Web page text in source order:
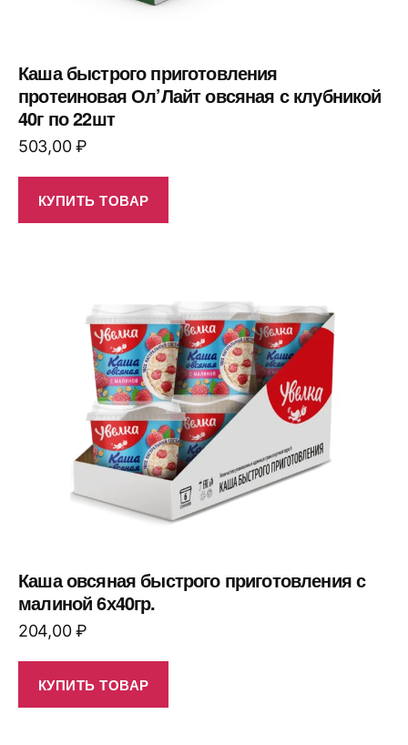
Каша быстрого приготовления
протеиновая Ол’Лайт овсяная с клубникой
40г по 22шт
503,00₽
КУПИТЬ ТОВАР
Каша овсяная быстрого приготовления с
малиной 6х40гр.
204,00₽
КУПИТЬ ТОВАР